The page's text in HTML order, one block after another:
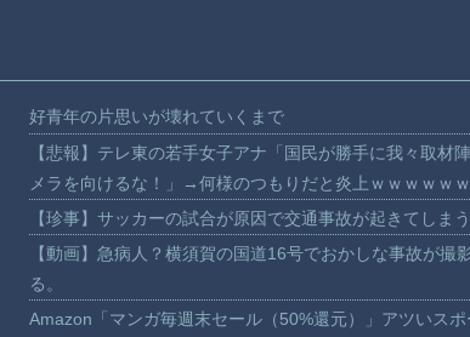
好青年の片思いが壊れていくまで
【悲報】テレ東の若手女子アナ「国民が勝手に我々取材
メラを向けるな！」→何様のつもりだと炎上ｗｗｗｗｗｗ
【珍事】サッカーの試合が原因で交通事故が起きてしまう
【動画】急病人？横須賀の国道16号でおかしな事故が撮
る。
Amazon「マンガ毎週末セール（50%還元）」アツいスポ